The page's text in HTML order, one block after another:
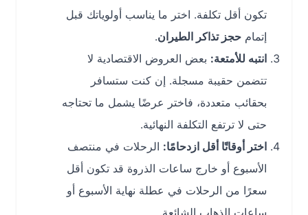
تكون أقل تكلفة. اختر ما يناسب أولوياتك قبل
حجز تذاكر الطيران.
انتبه للأمتعة:بعض العروض الاقتصادية لا
تتضمن حقيبة مسجلة. إن كنت ستسافر
بحقائب متعددة، فاختر عرضًا يشمل ما تحتاجه
حتى لا ترتفع التكلفة النهائية.
اختر أوقاتًا أقل ازدحامًا:الرحلات في منتصف
الأسبوع أو خارج ساعات الذروة قد تكون أقل
سعرًا من الرحلات في عطلة نهاية الأسبوع أو
ساعات الذهاب الشائعة.